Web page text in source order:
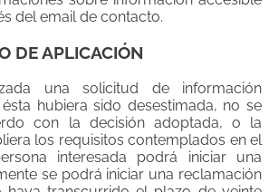
del email de contacto.
DE APLICACIÓN
una solicitud de información
hubiera sido desestimada, no se
con la decisión adoptada, o la
los requisitos contemplados en el
interesada podrá iniciar una
se podrá iniciar una reclamación